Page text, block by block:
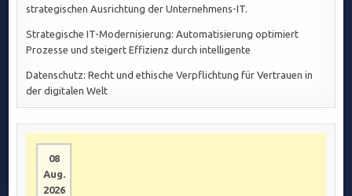
strategischen Ausrichtung der Unternehmens-IT.
Strategische IT-Modernisierung: Automatisierung optimiert
Prozesse und steigert Effizienz durch intelligente
Datenschutz: Recht und ethische Verpflichtung für Vertrauen in
der digitalen Welt
08
Aug.
2026